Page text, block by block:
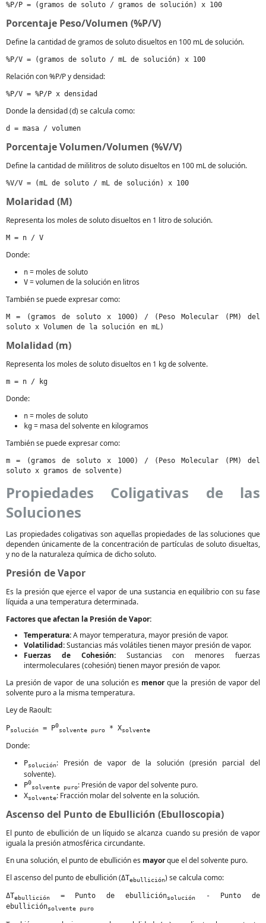
%P/P = (gramos de soluto / gramos de solución) x 100
Porcentaje Peso/Volumen (%P/V)
Define la cantidad de gramos de soluto disueltos en 100 mL de solución.
%P/V = (gramos de soluto / mL de solución) x 100
Relación con %P/P y densidad:
%P/V = %P/P x densidad
Donde la densidad (d) se calcula como:
d = masa / volumen
Porcentaje Volumen/Volumen (%V/V)
Define la cantidad de mililitros de soluto disueltos en 100 mL de solución.
%V/V = (mL de soluto / mL de solución) x 100
Molaridad (M)
Representa los moles de soluto disueltos en 1 litro de solución.
M = n / V
Donde:
n = moles de soluto
V = volumen de la solución en litros
También se puede expresar como:
M = (gramos de soluto x 1000) / (Peso Molecular (PM) del
soluto x Volumen de la solución en mL)
Molalidad (m)
Representa los moles de soluto disueltos en 1 kg de solvente.
m = n / kg
Donde:
n = moles de soluto
kg = masa del solvente en kilogramos
También se puede expresar como:
m = (gramos de soluto x 1000) / (Peso Molecular (PM) del
soluto x gramos de solvente)
Propiedades Coligativas de las
Soluciones
Las propiedades coligativas son aquellas propiedades de las soluciones que
dependen únicamente de la concentración de partículas de soluto disueltas,
y no de la naturaleza química de dicho soluto.
Presión de Vapor
Es la presión que ejerce el vapor de una sustancia en equilibrio con su fase
líquida a una temperatura determinada.
Factores que afectan la Presión de Vapor:
Temperatura:A mayor temperatura, mayor presión de vapor.
Volatilidad:Sustancias más volátiles tienen mayor presión de vapor.
Fuerzas de Cohesión:Sustancias con menores fuerzas
intermoleculares (cohesión) tienen mayor presión de vapor.
La presión de vapor de una solución es menorque la presión de vapor del
solvente puro a la misma temperatura.
Ley de Raoult:
Psolución = P0
solvente puro * Xsolvente
Donde:
Psolución: Presión de vapor de la solución (presión parcial del
solvente).
P0
solvente puro: Presión de vapor del solvente puro.
Xsolvente: Fracción molar del solvente en la solución.
Ascenso del Punto de Ebullición (Ebulloscopia)
El punto de ebullición de un líquido se alcanza cuando su presión de vapor
iguala la presión atmosférica circundante.
En una solución, el punto de ebullición es mayorque el del solvente puro.
El ascenso del punto de ebullición (ΔTebullición) se calcula como:
ΔTebullición = Punto de ebulliciónsolución
- Punto de
ebulliciónsolvente puro